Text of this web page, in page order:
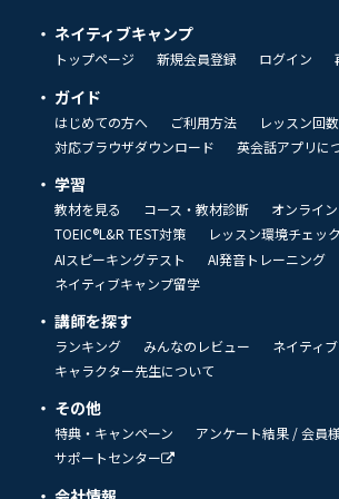
ネイティブキャンプ
トップページ 新規会員登録 ログイン
ガイド
はじめての方へ ご利用方法 レッスン回
対応ブラウザダウンロード
英会話アプリに
学習
教材を見る コース・教材診断 オンライ
TOEIC®L&R TEST対策
レッスン環境チェック
AIスピーキングテスト
AI発音トレーニング
ネイティブキャンプ留学
講師を探す
ランキング みんなのレビュー ネイティ
キャラクター先生について
その他
特典・キャンペーン アンケート結果 / 会員
サポートセンター